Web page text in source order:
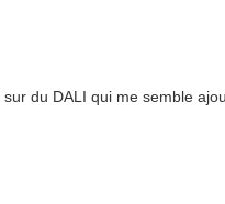
du DALI qui me semble